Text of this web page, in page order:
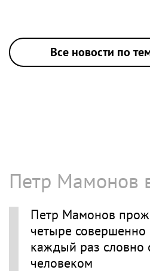
Все новости по
Петр Мамонов
Петр Мамонов
четыре
каждый раз словно
человеком